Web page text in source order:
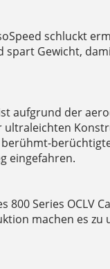
schluckt
spart Gewicht,
aufgrund der
ultraleichten
eingefahren.
800 Series OCLV
machen es zu